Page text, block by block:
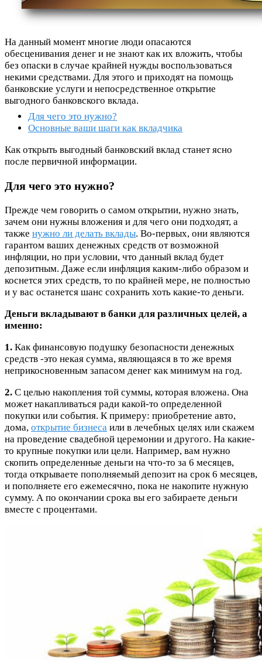
На данный момент многие люди опасаются
обесценивания денег и не знают как их вложить, чтобы
без опаски в случае крайней нужды воспользоваться
некими средствами. Для этого и приходят на помощь
банковские услуги и непосредственное открытие
выгодного банковского вклада.
Для чего это нужно?
Основные ваши шаги как вкладчика
Как открыть выгодный банковский вклад станет ясно
после первичной информации.
Для чего это нужно?
Прежде чем говорить о самом открытии, нужно знать,
зачем они нужны вложения и для чего они подходят, а
также нужно ли делать вклады. Во-первых, они являются
гарантом ваших денежных средств от возможной
инфляции, но при условии, что данный вклад будет
депозитным. Даже если инфляция каким-либо образом и
коснется этих средств, то по крайней мере, не полностью
и у вас останется шанс сохранить хоть какие-то деньги.
Деньги вкладывают в банки для различных целей, а
именно:
1. Как финансовую подушку безопасности денежных
средств -это некая сумма, являющаяся в то же время
неприкосновенным запасом денег как минимум на год.
2. С целью накопления той суммы, которая вложена. Она
может накапливаться ради какой-то определенной
покупки или события. К примеру: приобретение авто,
дома, открытие бизнеса или в лечебных целях или скажем
на проведение свадебной церемонии и другого. На какие-
то крупные покупки или цели. Например, вам нужно
скопить определенные деньги на что-то за 6 месяцев,
тогда открываете пополняемый депозит на срок 6 месяцев,
и пополняете его ежемесячно, пока не накопите нужную
сумму. А по окончании срока вы его забираете деньги
вместе с процентами.